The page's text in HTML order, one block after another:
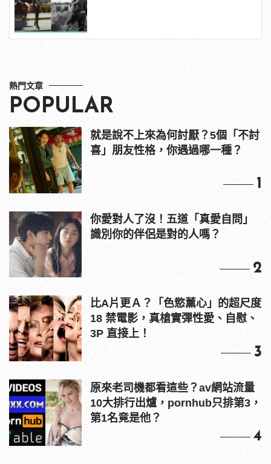
熱門文章
POPULAR
就是說不上來為何討厭？5個「不討
喜」朋友性格，你遇過哪一種？
1
你愛對人了沒！五道「真愛自問」
識別你的伴侶是對的人嗎？
2
比A片更Ａ？「色慾薰心」的超尺度
18 禁電影，真槍實彈性愛、自慰、
3P 直接上！
3
原來老司機都看這些？av網站流量
10大排行出爐，pornhub只排第3，
第1名竟是他？
4